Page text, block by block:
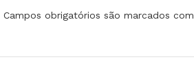
Campos obrigatórios são marcados com